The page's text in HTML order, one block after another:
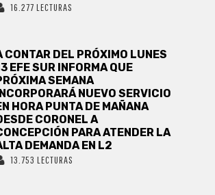
16.277 LECTURAS
CONTAR DEL PRÓXIMO LUNES
EFE SUR INFORMA QUE
SEMANA
NUEVO SERVICIO
HORA PUNTA DE MAÑANA
CORONEL A
PARA ATENDER LA
DEMANDA EN L2
13.753 LECTURAS